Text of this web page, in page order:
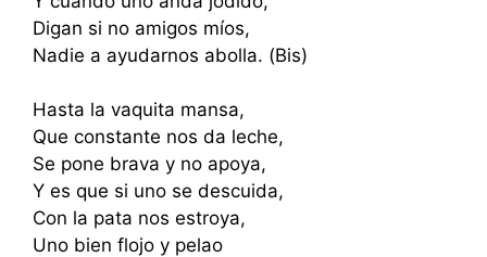
Digan si no amigos míos,
Nadie a ayudarnos abolla. (Bis)
Hasta la vaquita mansa,
Que constante nos da leche,
Se pone brava y no apoya,
Y es que si uno se descuida,
Con la pata nos estroya,
Uno bien flojo y pelao